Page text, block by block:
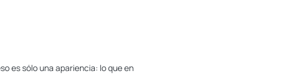
es sólo una apariencia: lo que en